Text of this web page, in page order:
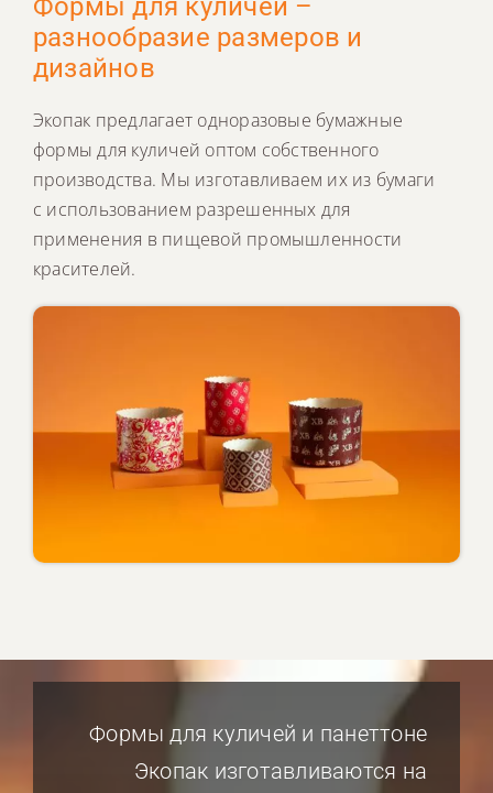
КОНТАКТЫ
Формы для куличей –
разнообразие размеров и
дизайнов
Экопак предлагает одноразовые бумажные
формы для куличей оптом собственного
производства. Мы изготавливаем их из бумаги
с использованием разрешенных для
применения в пищевой промышленности
красителей.
Формы для куличей и панеттоне
Экопак изготавливаются на